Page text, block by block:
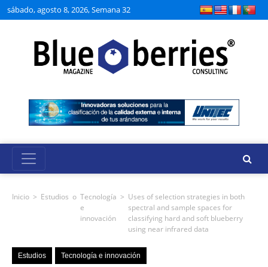
sábado, agosto 8, 2026, Semana 32
Inicio > Estudios o Tecnología
e
innovación
> Uses of selection strategies in both
spectral and sample spaces for
classifying hard and soft blueberry
using near infrared data
Estudios Tecnología e innovación